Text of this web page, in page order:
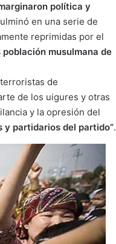
política y
en una serie de
reprimidas por el
musulmana de
de
de los uigures y otras
y la opresión del
y partidarios del partido”.